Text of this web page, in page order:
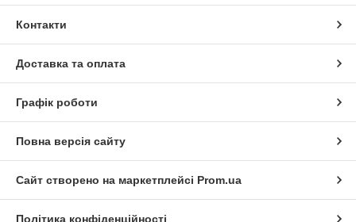
Контакти
Доставка та оплата
Графік роботи
Повна версія сайту
Сайт створено на маркетплейсі Prom.ua
Політика конфіденційності